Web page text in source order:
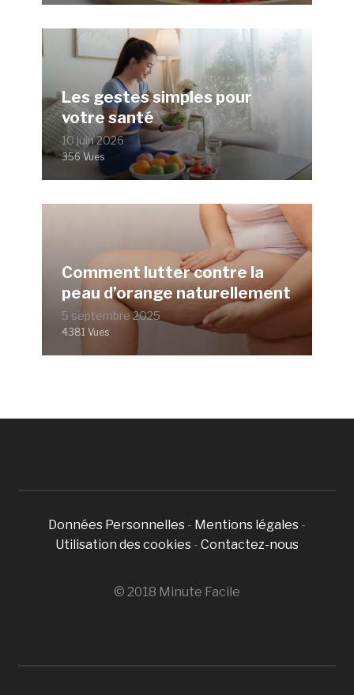
Les gestes simples pour
votre santé
10 juin 2026
356 Vues
Comment lutter contre la
peau d’orange naturellement
5 septembre 2025
4381 Vues
Données Personnelles - Mentions légales -
Utilisation des cookies - Contactez-nous
© 2018 Minute Facile